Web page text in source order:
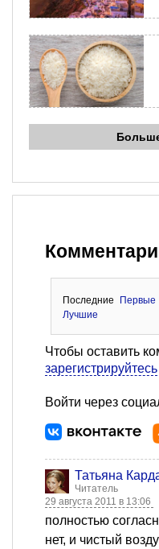
Последние
Первые
Лучшие
Чтобы оставить
зарегистрируйтесь
Войти через
Татьяна
Читатель
29 августа 2011 в 13:06
полностью
нет, и чистый